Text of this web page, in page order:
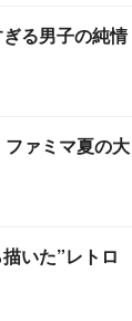
る男子の純情
ァミマ夏の大
いた”レトロ